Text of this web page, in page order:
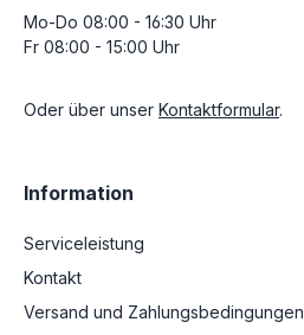
Mo-Do 08:00 - 16:30 Uhr
Fr 08:00 - 15:00 Uhr
Oder über unser Kontaktformular.
Information
Serviceleistung
Kontakt
Versand und Zahlungsbedingungen